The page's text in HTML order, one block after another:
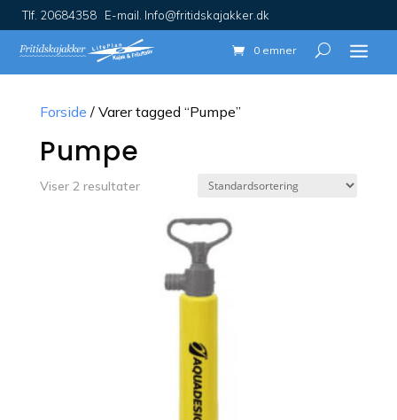
Tlf. 20684358 E-mail. Info@fritidskajakker.dk
0 emner
Forside / Varer tagged “Pumpe”
Pumpe
Viser 2 resultater